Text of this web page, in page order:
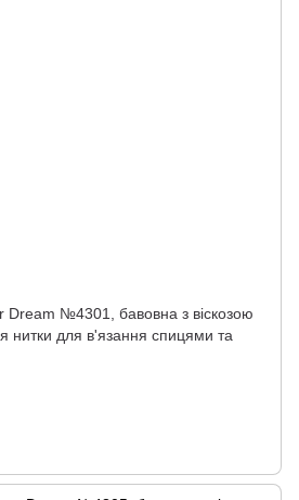
№4301, бавовна з віскозою
нитки для в'язання спицями та